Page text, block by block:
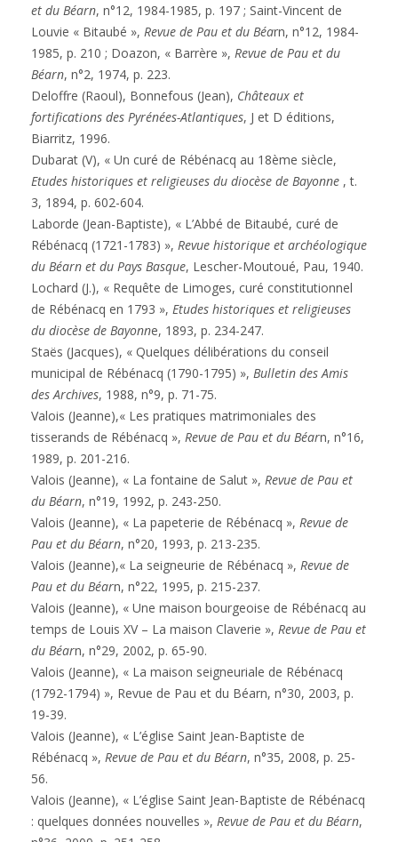
et du Béarn, n°12, 1984-1985, p. 197 ; Saint-Vincent de
Louvie « Bitaubé », Revue de Pau et du Béarn, n°12, 1984-
1985, p. 210 ; Doazon, « Barrère », Revue de Pau et du
Béarn, n°2, 1974, p. 223.
Deloffre (Raoul), Bonnefous (Jean), Châteaux et
fortifications des Pyrénées-Atlantiques, J et D éditions,
Biarritz, 1996.
Dubarat (V), « Un curé de Rébénacq au 18ème siècle,
Etudes historiques et religieuses du diocèse de Bayonne , t.
3, 1894, p. 602-604.
Laborde (Jean-Baptiste), « L’Abbé de Bitaubé, curé de
Rébénacq (1721-1783) », Revue historique et archéologique
du Béarn et du Pays Basque, Lescher-Moutoué, Pau, 1940.
Lochard (J.), « Requête de Limoges, curé constitutionnel
de Rébénacq en 1793 », Etudes historiques et religieuses
du diocèse de Bayonne, 1893, p. 234-247.
Staës (Jacques), « Quelques délibérations du conseil
municipal de Rébénacq (1790-1795) », Bulletin des Amis
des Archives, 1988, n°9, p. 71-75.
Valois (Jeanne),« Les pratiques matrimoniales des
tisserands de Rébénacq », Revue de Pau et du Béarn, n°16,
1989, p. 201-216.
Valois (Jeanne), « La fontaine de Salut », Revue de Pau et
du Béarn, n°19, 1992, p. 243-250.
Valois (Jeanne), « La papeterie de Rébénacq », Revue de
Pau et du Béarn, n°20, 1993, p. 213-235.
Valois (Jeanne),« La seigneurie de Rébénacq », Revue de
Pau et du Béarn, n°22, 1995, p. 215-237.
Valois (Jeanne), « Une maison bourgeoise de Rébénacq au
temps de Louis XV – La maison Claverie », Revue de Pau et
du Béarn, n°29, 2002, p. 65-90.
Valois (Jeanne), « La maison seigneuriale de Rébénacq
(1792-1794) », Revue de Pau et du Béarn, n°30, 2003, p.
19-39.
Valois (Jeanne), « L’église Saint Jean-Baptiste de
Rébénacq », Revue de Pau et du Béarn, n°35, 2008, p. 25-
56.
Valois (Jeanne), « L’église Saint Jean-Baptiste de Rébénacq
: quelques données nouvelles », Revue de Pau et du Béarn,